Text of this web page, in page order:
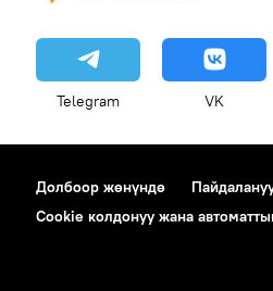
Telegram VK
Долбоор жөнүндө
Cookie колдонуу жана